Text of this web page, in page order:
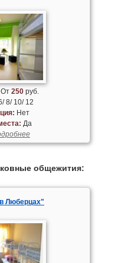
От250 руб.
8/ 10/ 12
Нет
Да
общежития:
Люберцах"